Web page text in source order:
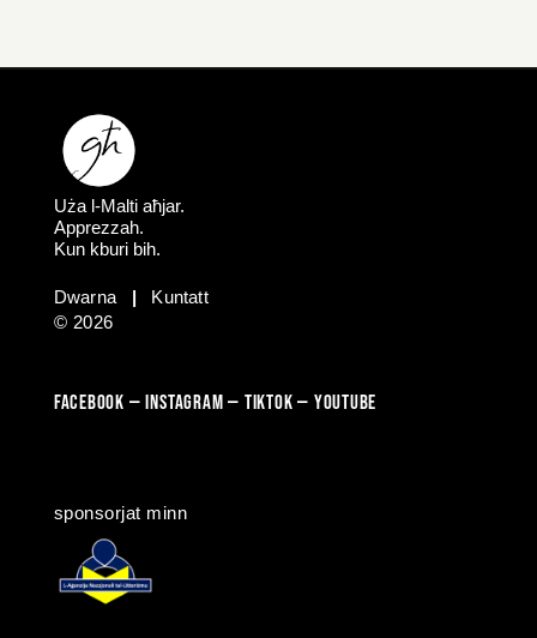
Uża l-Malti aħjar.
Apprezzah.
Kun kburi bih.
Dwarna |
Kuntatt
© 2026
FACEBOOK — ​​​​​INSTAGRAM — TIKTOK — YOUTUBE
sponsorjat minn